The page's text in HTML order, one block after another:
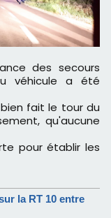
véhicule a été
fait le tour du
qu'aucune
pour établir les
la RT 10 entre